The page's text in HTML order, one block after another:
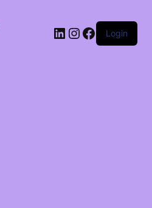
LinkedIn
Instagram
Facebook
Login